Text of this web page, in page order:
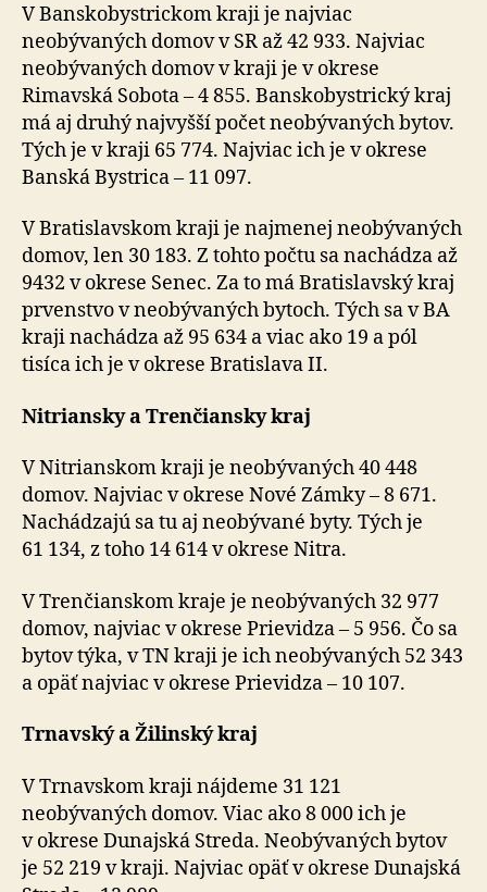
V Banskobystrickom kraji je najviac
neobývaných domov v SR až 42 933. Najviac
neobývaných domov v kraji je v okrese
Rimavská Sobota – 4 855. Banskobystrický kraj
má aj druhý najvyšší počet neobývaných bytov.
Tých je v kraji 65 774. Najviac ich je v okrese
Banská Bystrica – 11 097.
V Bratislavskom kraji je najmenej neobývaných
domov, len 30 183. Z tohto počtu sa nachádza až
9432 v okrese Senec. Za to má Bratislavský kraj
prvenstvo v neobývaných bytoch. Tých sa v BA
kraji nachádza až 95 634 a viac ako 19 a pól
tisíca ich je v okrese Bratislava II.
Nitriansky a Trenčiansky kraj
V Nitrianskom kraji je neobývaných 40 448
domov. Najviac v okrese Nové Zámky – 8 671.
Nachádzajú sa tu aj neobývané byty. Tých je
61 134, z toho 14 614 v okrese Nitra.
V Trenčianskom kraje je neobývaných 32 977
domov, najviac v okrese Prievidza – 5 956. Čo sa
bytov týka, v TN kraji je ich neobývaných 52 343
a opäť najviac v okrese Prievidza – 10 107.
Trnavský a Žilinský kraj
V Trnavskom kraji nájdeme 31 121
neobývaných domov. Viac ako 8 000 ich je
v okrese Dunajská Streda. Neobývaných bytov
je 52 219 v kraji. Najviac opäť v okrese Dunajská